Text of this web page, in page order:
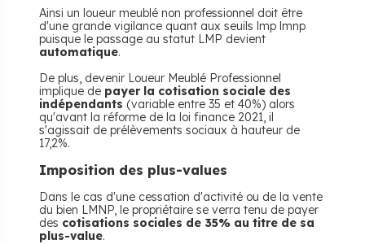
Ainsi un loueur meublé non professionnel doit être
d'une grande vigilance quant aux seuils lmp lmnp
puisque le passage au statut LMP devient
automatique.
De plus, devenir Loueur Meublé Professionnel
implique de payer la cotisation sociale des
indépendants (variable entre 35 et 40%) alors
qu'avant la réforme de la loi finance 2021, il
s'agissait de prélèvements sociaux à hauteur de
17,2%.
Imposition des plus-values
Dans le cas d'une cessation d'activité ou de la vente
du bien LMNP, le propriétaire se verra tenu de payer
des cotisations sociales de 35% au titre de sa
plus-value.